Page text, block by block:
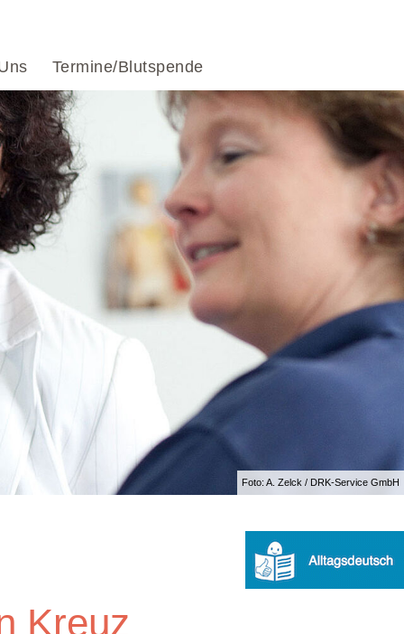
Termine/Blutspende
Foto: A. Zelck / DRK-Service GmbH
Kreuz